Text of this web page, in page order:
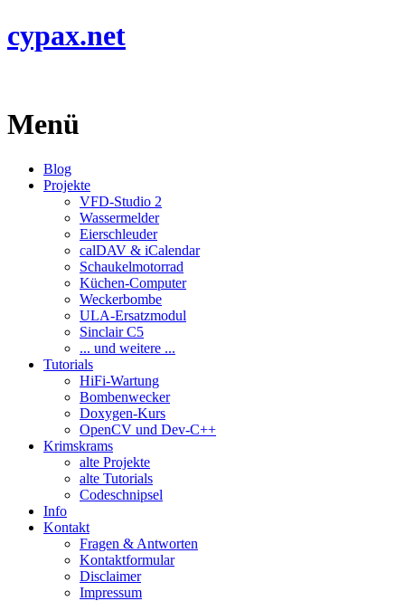
cypax.net
Menü
Blog
Projekte
VFD-Studio 2
Wassermelder
Eierschleuder
calDAV & iCalendar
Schaukelmotorrad
Küchen-Computer
Weckerbombe
ULA-Ersatzmodul
Sinclair C5
... und weitere ...
Tutorials
HiFi-Wartung
Bombenwecker
Doxygen-Kurs
OpenCV und Dev-C++
Krimskrams
alte Projekte
alte Tutorials
Codeschnipsel
Info
Kontakt
Fragen & Antworten
Kontaktformular
Disclaimer
Impressum